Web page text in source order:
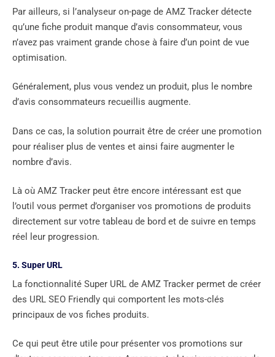
Par ailleurs, si l’analyseur on-page de AMZ Tracker détecte
qu’une fiche produit manque d’avis consommateur, vous
n’avez pas vraiment grande chose à faire d’un point de vue
optimisation.
Généralement, plus vous vendez un produit, plus le nombre
d’avis consommateurs recueillis augmente.
Dans ce cas, la solution pourrait être de créer une promotion
pour réaliser plus de ventes et ainsi faire augmenter le
nombre d’avis.
Là où AMZ Tracker peut être encore intéressant est que
l’outil vous permet d’organiser vos promotions de produits
directement sur votre tableau de bord et de suivre en temps
réel leur progression.
5. Super URL
La fonctionnalité Super URL de AMZ Tracker permet de créer
des URL SEO Friendly qui comportent les mots-clés
principaux de vos fiches produits.
Ce qui peut être utile pour présenter vos promotions sur